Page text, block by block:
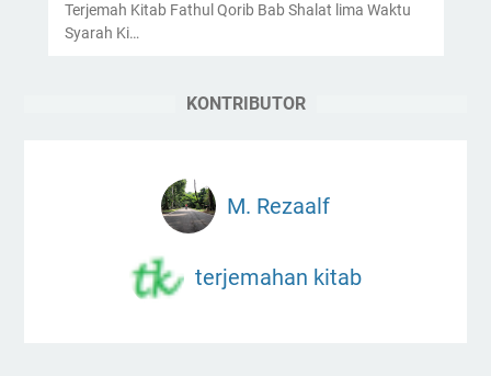
Terjemah Kitab Fathul Qorib Bab Shalat lima Waktu
Syarah Ki…
KONTRIBUTOR
M. Rezaalf
terjemahan kitab